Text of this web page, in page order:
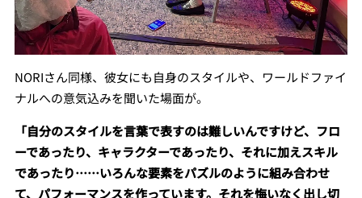
NORIさん同様、彼女にも自身のスタイルや、ワールドファイ
ナルへの意気込みを聞いた場面が。
「自分のスタイルを言葉で表すのは難しいんですけど、フロ
ーであったり、キャラクターであったり、それに加えスキル
であったり……いろんな要素をパズルのように組み合わせ
て、パフォーマンスを作っています。それを悔いなく出し切